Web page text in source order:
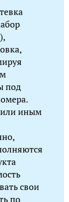
под
или иным
свои
по